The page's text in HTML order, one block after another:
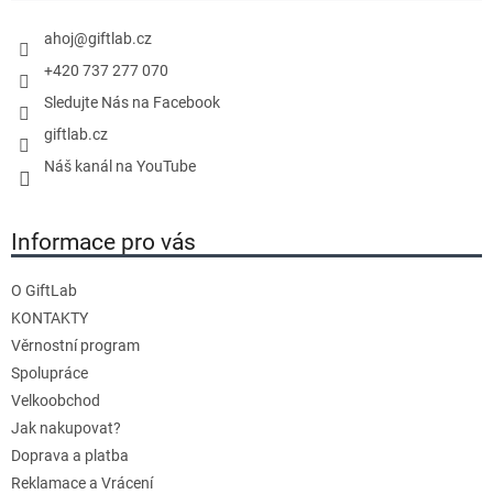
ahoj@giftlab.cz
+420 737 277 070
Sledujte Nás na Facebook
giftlab.cz
Náš kanál na YouTube
Informace pro vás
O GiftLab
KONTAKTY
Věrnostní program
Spolupráce
Velkoobchod
Jak nakupovat?
Doprava a platba
Reklamace a Vrácení